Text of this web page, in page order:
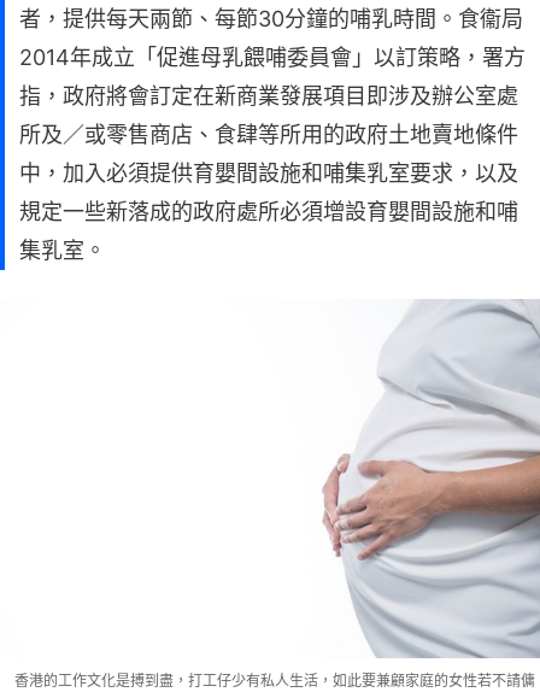
者，提供每天兩節、每節30分鐘的哺乳時間。食衞局
2014年成立「促進母乳餵哺委員會」以訂策略，署方
指，政府將會訂定在新商業發展項目即涉及辦公室處
所及／或零售商店、食肆等所用的政府土地賣地條件
中，加入必須提供育嬰間設施和哺集乳室要求，以及
規定一些新落成的政府處所必須增設育嬰間設施和哺
集乳室。
香港的工作文化是搏到盡，打工仔少有私人生活，如此要兼顧家庭的女性若不請傭